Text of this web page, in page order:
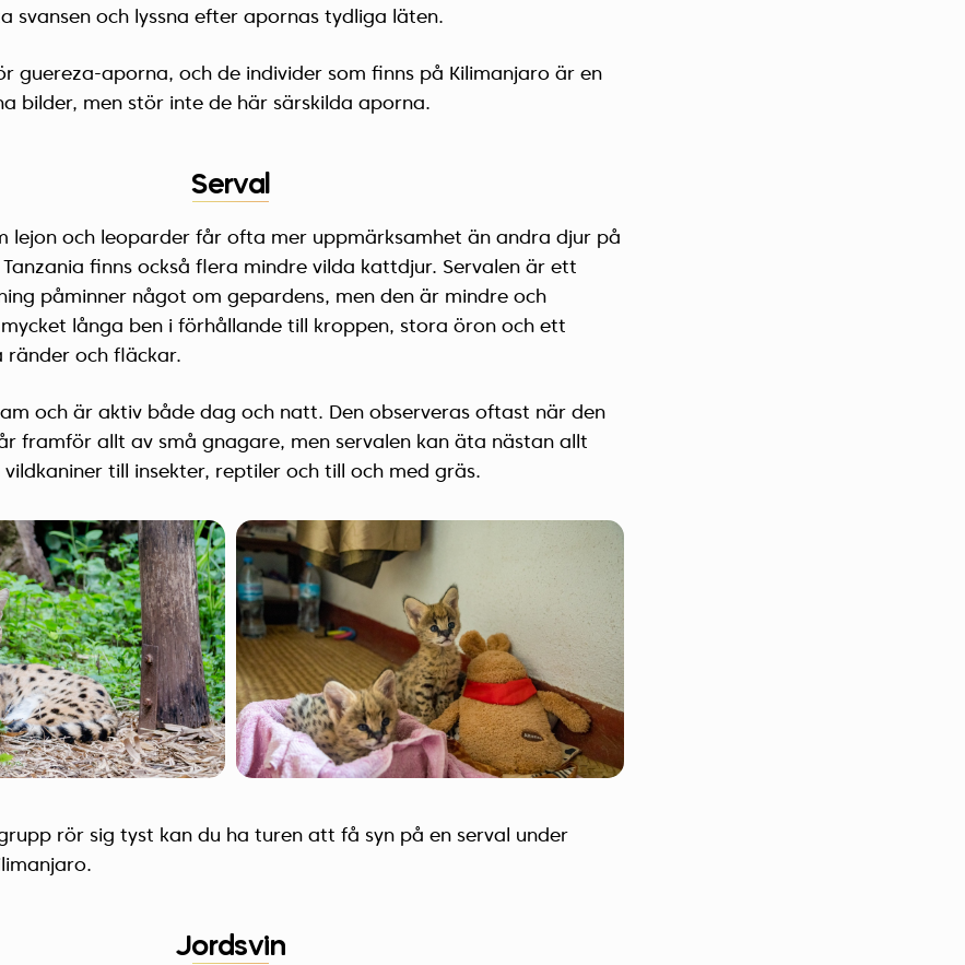
svansen och lyssna efter apornas tydliga läten.
guereza-aporna, och de individer som finns på Kilimanjaro är en
bilder, men stör inte de här särskilda aporna.
Serval
lejon och leoparder får ofta mer uppmärksamhet än andra djur på
Tanzania finns också flera mindre vilda kattdjur. Servalen är ett
påminner något om gepardens, men den är mindre och
mycket långa ben i förhållande till kroppen, stora öron och ett
ränder och fläckar.
och är aktiv både dag och natt. Den observeras oftast när den
framför allt av små gnagare, men servalen kan äta nästan allt
till insekter, reptiler och till och med gräs.
rör sig tyst kan du ha turen att få syn på en serval under
Jordsvin